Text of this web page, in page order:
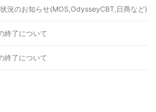
況のお知らせ(MOS,OdysseyCBT,日商など)
終了について
終了について